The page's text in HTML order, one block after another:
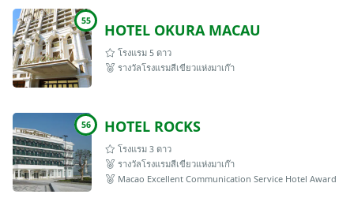
55 HOTEL OKURA MACAU
โรงแรม 5 ดาว
รางวัลโรงแรมสีเขียวแห่งมาเก๊า
56 HOTEL ROCKS
โรงแรม 3 ดาว
รางวัลโรงแรมสีเขียวแห่งมาเก๊า
Macao Excellent Communication Service Hotel Award